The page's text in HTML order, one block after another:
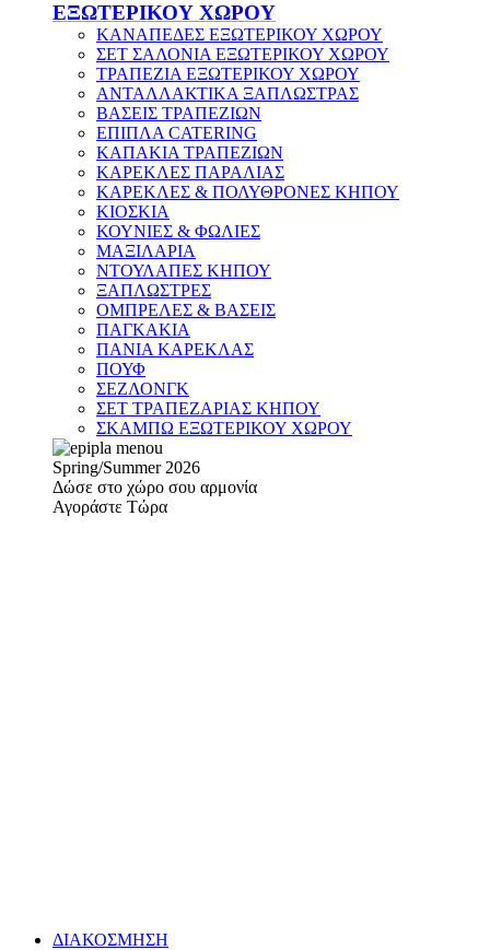
ΕΞΩΤΕΡΙΚΟΥ ΧΩΡΟΥ
ΚΑΝΑΠΕΔΕΣ ΕΞΩΤΕΡΙΚΟΥ ΧΩΡΟΥ
ΣΕΤ ΣΑΛΟΝΙΑ ΕΞΩΤΕΡΙΚΟΥ ΧΩΡΟΥ
ΤΡΑΠΕΖΙΑ ΕΞΩΤΕΡΙΚΟΥ ΧΩΡΟΥ
ΑΝΤΑΛΛΑΚΤΙΚΑ ΞΑΠΛΩΣΤΡΑΣ
ΒΑΣΕΙΣ ΤΡΑΠΕΖΙΩΝ
ΕΠΙΠΛΑ CATERING
ΚΑΠΑΚΙΑ ΤΡΑΠΕΖΙΩΝ
ΚΑΡΕΚΛΕΣ ΠΑΡΑΛΙΑΣ
ΚΑΡΕΚΛΕΣ & ΠΟΛΥΘΡΟΝΕΣ ΚΗΠΟΥ
ΚΙΟΣΚΙΑ
ΚΟΥΝΙΕΣ & ΦΩΛΙΕΣ
ΜΑΞΙΛΑΡΙΑ
ΝΤΟΥΛΑΠΕΣ ΚΗΠΟΥ
ΞΑΠΛΩΣΤΡΕΣ
ΟΜΠΡΕΛΕΣ & ΒΑΣΕΙΣ
ΠΑΓΚΑΚΙΑ
ΠΑΝΙΑ ΚΑΡΕΚΛΑΣ
ΠΟΥΦ
ΣΕΖΛΟΝΓΚ
ΣΕΤ ΤΡΑΠΕΖΑΡΙΑΣ ΚΗΠΟΥ
ΣΚΑΜΠΩ ΕΞΩΤΕΡΙΚΟΥ ΧΩΡΟΥ
Spring/Summer 2026
Δώσε στο χώρο σου αρμονία
Αγοράστε Τώρα
ΔΙΑΚΟΣΜΗΣΗ